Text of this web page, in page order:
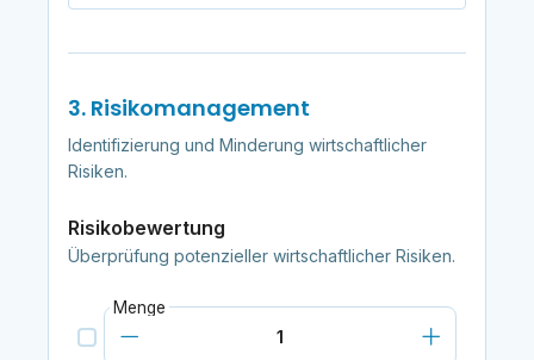
3. Risikomanagement
Identifizierung und Minderung wirtschaftlicher
Risiken.
Risikobewertung
Überprüfung potenzieller wirtschaftlicher Risiken.
Menge